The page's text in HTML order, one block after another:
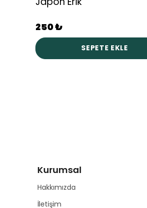
250 ₺
SEPETE EKLE
Kurumsal
Hakkımızda
İletişim